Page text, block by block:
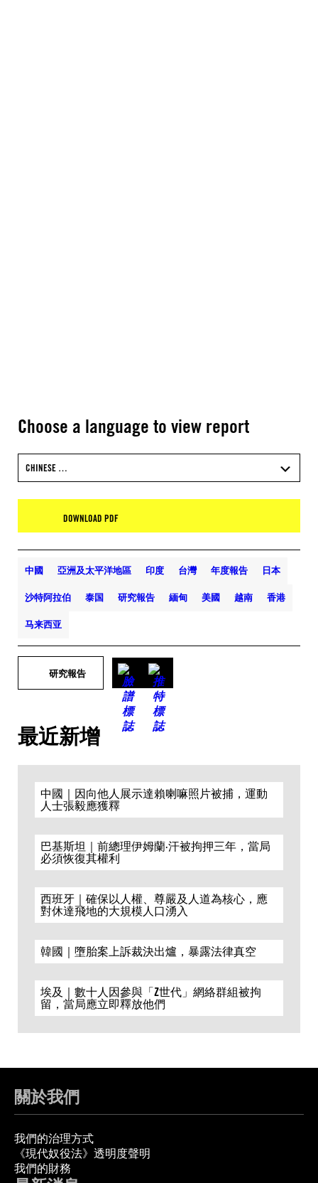
Choose a language to view report
CHINESE …
DOWNLOAD PDF
中國 亞洲及太平洋地區 印度 台灣 年度報告 日本
沙特阿拉伯 泰国 研究報告 緬甸 美國 越南 香港
马来西亚
研究報告
最近新增
中國｜因向他人展示達賴喇嘛照片被捕，運動
人士張毅應獲釋
巴基斯坦｜前總理伊姆蘭·汗被拘押三年，當局
必須恢復其權利
西班牙｜確保以人權、尊嚴及人道為核心，應
對休達飛地的大規模人口湧入
韓國｜墮胎案上訴裁決出爐，暴露法律真空
埃及｜數十人因參與「Z世代」網絡群組被拘
留，當局應立即釋放他們
關於我們
我們的治理方式
《現代奴役法》透明度聲明
我們的財務